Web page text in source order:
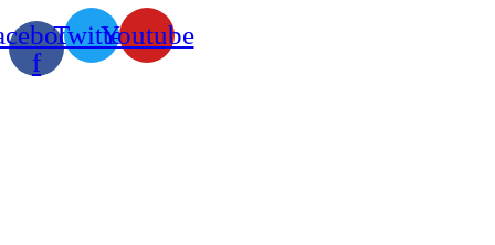
f
TwitterYoutube